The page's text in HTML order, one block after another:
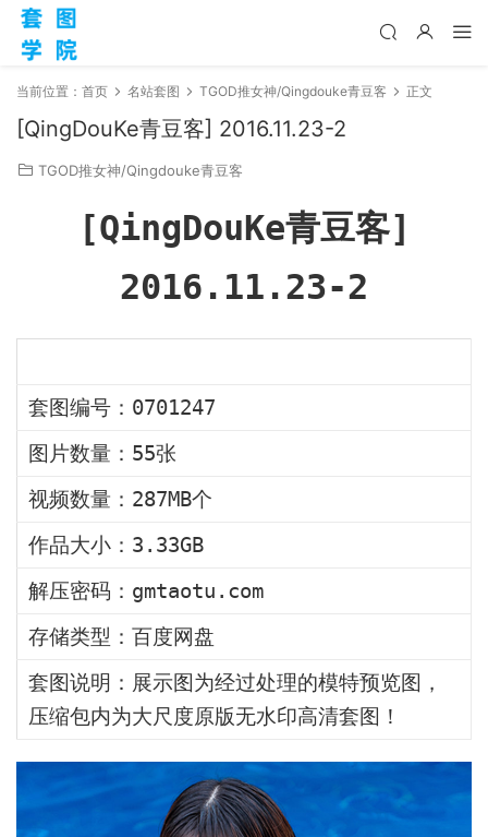
当前位置： 首页 名站套图 TGOD推女神/Qingdouke青豆客 正文
[QingDouKe青豆客] 2016.11.23-2
TGOD推女神/Qingdouke青豆客
[QingDouKe青豆客]
2016.11.23-2
套图编号：0701247
图片数量：55张
视频数量：287MB个
作品大小：3.33GB
解压密码：gmtaotu.com
存储类型：百度网盘
套图说明：展示图为经过处理的模特预览图，
压缩包内为大尺度原版无水印高清套图！